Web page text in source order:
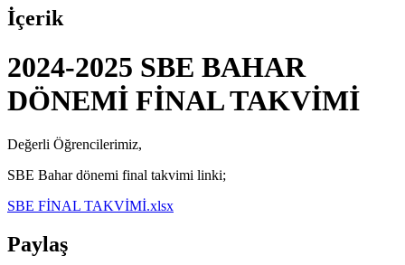
İçerik
2024-2025 SBE BAHAR
DÖNEMİ FİNAL TAKVİMİ
Değerli Öğrencilerimiz,
SBE Bahar dönemi final takvimi linki;
SBE FİNAL TAKVİMİ.xlsx
Paylaş